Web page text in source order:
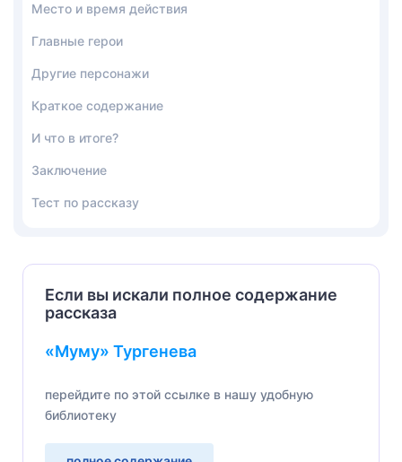
Место и время действия
Главные герои
Другие персонажи
Краткое содержание
И что в итоге?
Заключение
Тест по рассказу
Если вы искали полное содержание
рассказа
«Муму» Тургенева
перейдите по этой ссылке в нашу удобную
библиотеку